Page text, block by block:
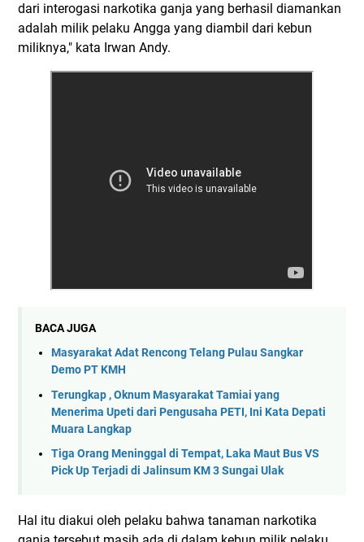
dari interogasi narkotika ganja yang berhasil diamankan
adalah milik pelaku Angga yang diambil dari kebun
miliknya," kata Irwan Andy.
BACA JUGA
Masyarakat Adat Rencong Telang Pulau Sangkar
Demo PT KMH
Terungkap , Oknum Masyarakat Tamiai yang
Menerima Upeti dari Pengusaha PETI, Ini Kata Depati
Muara Langkap
Tiga Orang Meninggal di Tempat, Laka Maut Bus VS
Pick Up Terjadi di Jalinsum KM 3 Sungai Ulak
Hal itu diakui oleh pelaku bahwa tanaman narkotika